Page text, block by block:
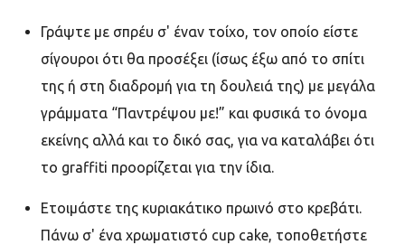
Γράψτε με σπρέυ σ' έναν τοίχο, τον οποίο είστε
σίγουροι ότι θα προσέξει (ίσως έξω από το σπίτι
της ή στη διαδρομή για τη δουλειά της) με μεγάλα
γράμματα “Παντρέψου με!” και φυσικά το όνομα
εκείνης αλλά και το δικό σας, για να καταλάβει ότι
το graffiti προορίζεται για την ίδια.
Ετοιμάστε της κυριακάτικο πρωινό στο κρεβάτι.
Πάνω σ' ένα χρωματιστό cup cake, τοποθετήστε